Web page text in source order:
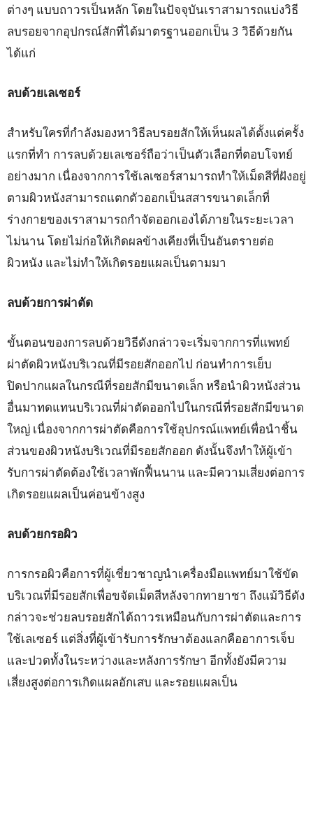
ต่างๆ แบบถาวรเป็นหลัก โดยในปัจจุบันเราสามารถแบ่งวิธี
ลบรอยจากอุปกรณ์สักที่ได้มาตรฐานออกเป็น 3 วิธีด้วยกัน
ได้แก่
ลบด้วยเลเซอร์
สำหรับใครที่กำลังมองหาวิธีลบรอยสักให้เห็นผลได้ตั้งแต่ครั้ง
แรกที่ทำ การลบด้วยเลเซอร์ถือว่าเป็นตัวเลือกที่ตอบโจทย์
อย่างมาก เนื่องจากการใช้เลเซอร์สามารถทำให้เม็ดสีที่ฝังอยู่
ตามผิวหนังสามารถแตกตัวออกเป็นสสารขนาดเล็กที่
ร่างกายของเราสามารถกำจัดออกเองได้ภายในระยะเวลา
ไม่นาน โดยไม่ก่อให้เกิดผลข้างเคียงที่เป็นอันตรายต่อ
ผิวหนัง และไม่ทำให้เกิดรอยแผลเป็นตามมา
ลบด้วยการผ่าตัด
ขั้นตอนของการลบด้วยวิธีดังกล่าวจะเริ่มจากการที่แพทย์
ผ่าตัดผิวหนังบริเวณที่มีรอยสักออกไป ก่อนทำการเย็บ
ปิดปากแผลในกรณีที่รอยสักมีขนาดเล็ก หรือนำผิวหนังส่วน
อื่นมาทดแทนบริเวณที่ผ่าตัดออกไปในกรณีที่รอยสักมีขนาด
ใหญ่ เนื่องจากการผ่าตัดคือการใช้อุปกรณ์แพทย์เพื่อนำชิ้น
ส่วนของผิวหนังบริเวณที่มีรอยสักออก ดังนั้นจึงทำให้ผู้เข้า
รับการผ่าตัดต้องใช้เวลาพักฟื้นนาน และมีความเสี่ยงต่อการ
เกิดรอยแผลเป็นค่อนข้างสูง
ลบด้วยกรอผิว
การกรอผิวคือการที่ผู้เชี่ยวชาญนำเครื่องมือแพทย์มาใช้ขัด
บริเวณที่มีรอยสักเพื่อขจัดเม็ดสีหลังจากทายาชา ถึงแม้วิธีดัง
กล่าวจะช่วยลบรอยสักได้ถาวรเหมือนกับการผ่าตัดและการ
ใช้เลเซอร์ แต่สิ่งที่ผู้เข้ารับการรักษาต้องแลกคืออาการเจ็บ
และปวดทั้งในระหว่างและหลังการรักษา อีกทั้งยังมีความ
เสี่ยงสูงต่อการเกิดแผลอักเสบ และรอยแผลเป็น